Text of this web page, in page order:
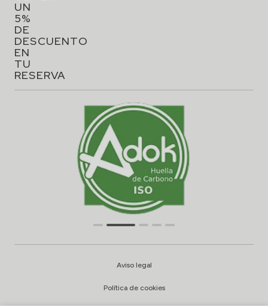
UN
5%
DE
DESCUENTO
EN
TU
RESERVA
Aviso legal
Política de cookies